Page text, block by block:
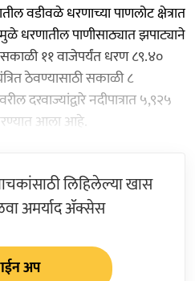
वडीवळे धरणाच्या पाणलोट क्षेत्रात
धरणातील पाणीसाठ्यात झपाट्याने
११ वाजेपर्यंत धरण ८९.४०
ठेवण्यासाठी सकाळी ८
दरवाज्यांद्वारे नदीपात्रात ५,९२५
आला आहे.
लिहिलेल्या खास
अमर्याद ॲक्सेस
अप